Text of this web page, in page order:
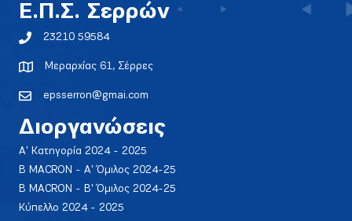
E.Π.Σ. Σερρών
23210 59584
Μεραρχίας 61, Σέρρες
epsserron@gmai.com
Διοργανώσεις
Α' Κατηγορία 2024 - 2025
Β MACRON - Α' Όμιλος 2024-25
Β MACRON - Β' Όμιλος 2024-25
Κύπελλο 2024 - 2025